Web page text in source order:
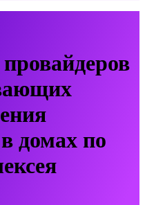
домах по